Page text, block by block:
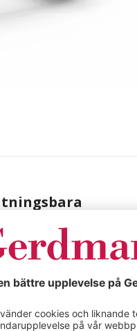
lastkapacitet 150
i ljusblått RAL
åt båda håll. Låses